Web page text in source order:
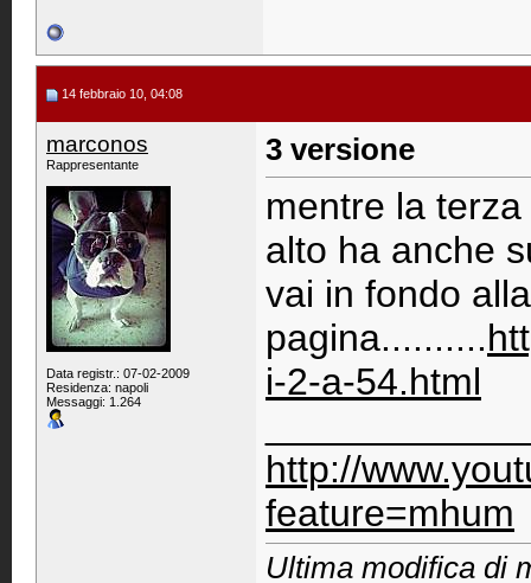
14 febbraio 10, 04:08
marconos
Rappresentante
Data registr.: 07-02-2009
Residenza: napoli
Messaggi: 1.264
3 versione
mentre la
alto ha anche
vai in fondo alla
pagina..........
i-2-a-54.html
http://
feature=mhum
Ultima modifica di